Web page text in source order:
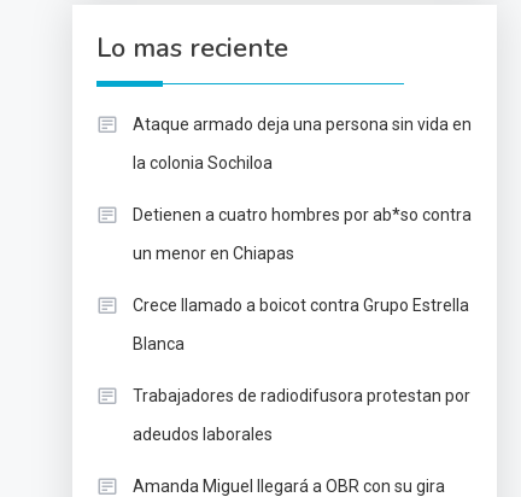
Lo mas reciente
Ataque armado deja una persona sin vida en
la colonia Sochiloa
Detienen a cuatro hombres por ab*so contra
un menor en Chiapas
Crece llamado a boicot contra Grupo Estrella
Blanca
Trabajadores de radiodifusora protestan por
adeudos laborales
Amanda Miguel llegará a OBR con su gira